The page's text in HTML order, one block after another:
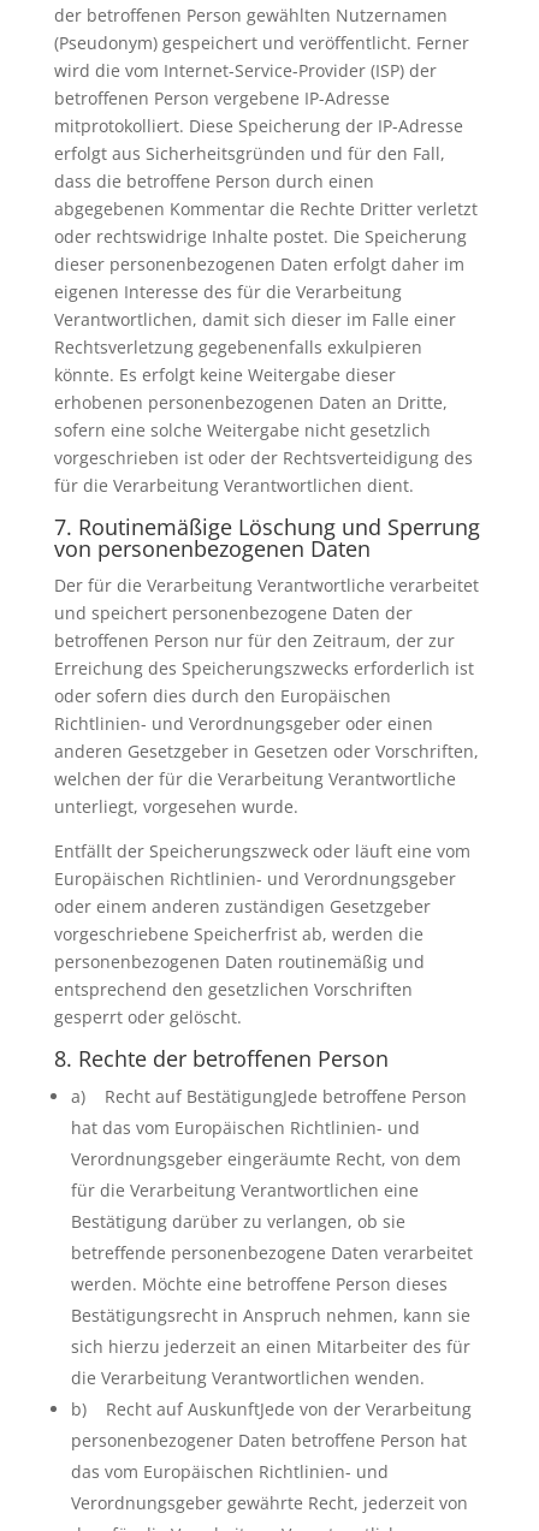
der betroffenen Person gewählten Nutzernamen
(Pseudonym) gespeichert und veröffentlicht. Ferner
wird die vom Internet-Service-Provider (ISP) der
betroffenen Person vergebene IP-Adresse
mitprotokolliert. Diese Speicherung der IP-Adresse
erfolgt aus Sicherheitsgründen und für den Fall,
dass die betroffene Person durch einen
abgegebenen Kommentar die Rechte Dritter verletzt
oder rechtswidrige Inhalte postet. Die Speicherung
dieser personenbezogenen Daten erfolgt daher im
eigenen Interesse des für die Verarbeitung
Verantwortlichen, damit sich dieser im Falle einer
Rechtsverletzung gegebenenfalls exkulpieren
könnte. Es erfolgt keine Weitergabe dieser
erhobenen personenbezogenen Daten an Dritte,
sofern eine solche Weitergabe nicht gesetzlich
vorgeschrieben ist oder der Rechtsverteidigung des
für die Verarbeitung Verantwortlichen dient.
7. Routinemäßige Löschung und Sperrung
von personenbezogenen Daten
Der für die Verarbeitung Verantwortliche verarbeitet
und speichert personenbezogene Daten der
betroffenen Person nur für den Zeitraum, der zur
Erreichung des Speicherungszwecks erforderlich ist
oder sofern dies durch den Europäischen
Richtlinien- und Verordnungsgeber oder einen
anderen Gesetzgeber in Gesetzen oder Vorschriften,
welchen der für die Verarbeitung Verantwortliche
unterliegt, vorgesehen wurde.
Entfällt der Speicherungszweck oder läuft eine vom
Europäischen Richtlinien- und Verordnungsgeber
oder einem anderen zuständigen Gesetzgeber
vorgeschriebene Speicherfrist ab, werden die
personenbezogenen Daten routinemäßig und
entsprechend den gesetzlichen Vorschriften
gesperrt oder gelöscht.
8. Rechte der betroffenen Person
a) Recht auf BestätigungJede betroffene Person
hat das vom Europäischen Richtlinien- und
Verordnungsgeber eingeräumte Recht, von dem
für die Verarbeitung Verantwortlichen eine
Bestätigung darüber zu verlangen, ob sie
betreffende personenbezogene Daten verarbeitet
werden. Möchte eine betroffene Person dieses
Bestätigungsrecht in Anspruch nehmen, kann sie
sich hierzu jederzeit an einen Mitarbeiter des für
die Verarbeitung Verantwortlichen wenden.
b) Recht auf AuskunftJede von der Verarbeitung
personenbezogener Daten betroffene Person hat
das vom Europäischen Richtlinien- und
Verordnungsgeber gewährte Recht, jederzeit von